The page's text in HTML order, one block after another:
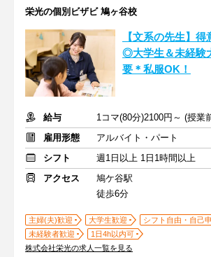
栄光の個別ビザビ 鳩ヶ谷校
【文系の先生】
◎大学生＆未経験
要＊私服OK！
給与
1コマ(80分)2100円～ (授業
雇用形態
アルバイト・パート
シフト
週1日以上 1日1時間以上
アクセス
鳩ケ谷駅
徒歩6分
主婦(夫)歓迎 大学生歓迎
シフト自由・自己
未経験者歓迎
1日4h以内可
株式会社栄光の求人一覧を見る